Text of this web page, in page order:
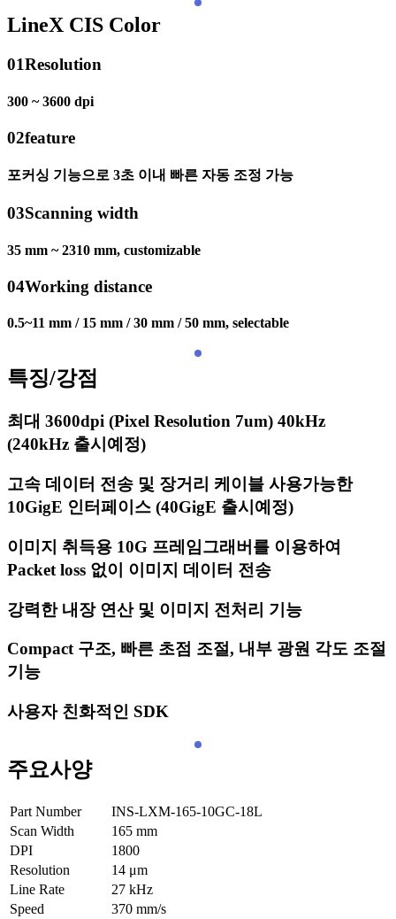
LineX CIS Color
01Resolution
300 ~ 3600 dpi
02feature
포커싱 기능으로 3초 이내 빠른 자동 조정 가능
03Scanning width
35 mm ~ 2310 mm, customizable
04Working distance
0.5~11 mm / 15 mm / 30 mm / 50 mm, selectable
특징/강점
최대 3600dpi (Pixel Resolution 7um) 40kHz
(240kHz 출시예정)
고속 데이터 전송 및 장거리 케이블 사용가능한
10GigE 인터페이스 (40GigE 출시예정)
이미지 취득용 10G 프레임그래버를 이용하여
Packet loss 없이 이미지 데이터 전송
강력한 내장 연산 및 이미지 전처리 기능
Compact 구조, 빠른 초점 조절, 내부 광원 각도 조절
기능
사용자 친화적인 SDK
주요사양
Part Number
INS-LXM-165-10GC-18L
Scan Width
165 mm
DPI
1800
Resolution
14 μm
Line Rate
27 kHz
Speed
370 mm/s